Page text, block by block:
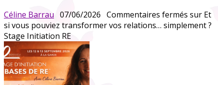
Céline Barrau 07/06/2026 Commentaires fermés sur Et
si vous pouviez transformer vos relations… simplement ?
Stage Initiation RE